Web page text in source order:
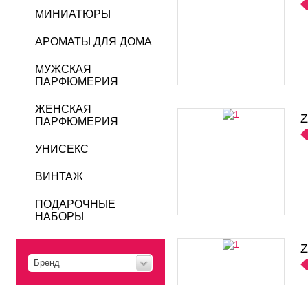
МИНИАТЮРЫ
АРОМАТЫ ДЛЯ ДОМА
МУЖСКАЯ
ПАРФЮМЕРИЯ
ЖЕНСКАЯ
ПАРФЮМЕРИЯ
УНИСЕКС
ВИНТАЖ
ПОДАРОЧНЫЕ
НАБОРЫ
Бренд